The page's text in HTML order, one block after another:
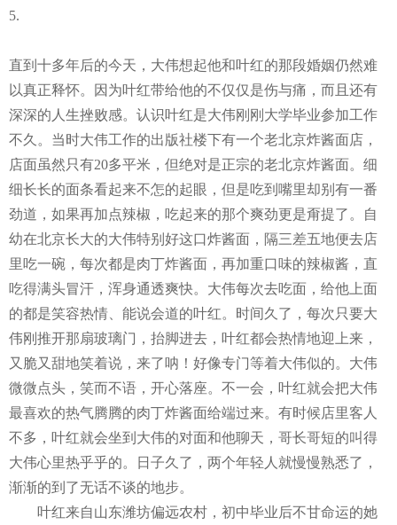
5.
直到十多年后的今天，大伟想起他和叶红的那段婚姻仍然难
以真正释怀。因为叶红带给他的不仅仅是伤与痛，而且还有
深深的人生挫败感。认识叶红是大伟刚刚大学毕业参加工作
不久。当时大伟工作的出版社楼下有一个老北京炸酱面店，
店面虽然只有20多平米，但绝对是正宗的老北京炸酱面。细
细长长的面条看起来不怎的起眼，但是吃到嘴里却别有一番
劲道，如果再加点辣椒，吃起来的那个爽劲更是甭提了。自
幼在北京长大的大伟特别好这口炸酱面，隔三差五地便去店
里吃一碗，每次都是肉丁炸酱面，再加重口味的辣椒酱，直
吃得满头冒汗，浑身通透爽快。大伟每次去吃面，给他上面
的都是笑容热情、能说会道的叶红。时间久了，每次只要大
伟刚推开那扇玻璃门，抬脚进去，叶红都会热情地迎上来，
又脆又甜地笑着说，来了呐！好像专门等着大伟似的。大伟
微微点头，笑而不语，开心落座。不一会，叶红就会把大伟
最喜欢的热气腾腾的肉丁炸酱面给端过来。有时候店里客人
不多，叶红就会坐到大伟的对面和他聊天，哥长哥短的叫得
大伟心里热乎乎的。日子久了，两个年轻人就慢慢熟悉了，
渐渐的到了无话不谈的地步。
叶红来自山东潍坊偏远农村，初中毕业后不甘命运的她